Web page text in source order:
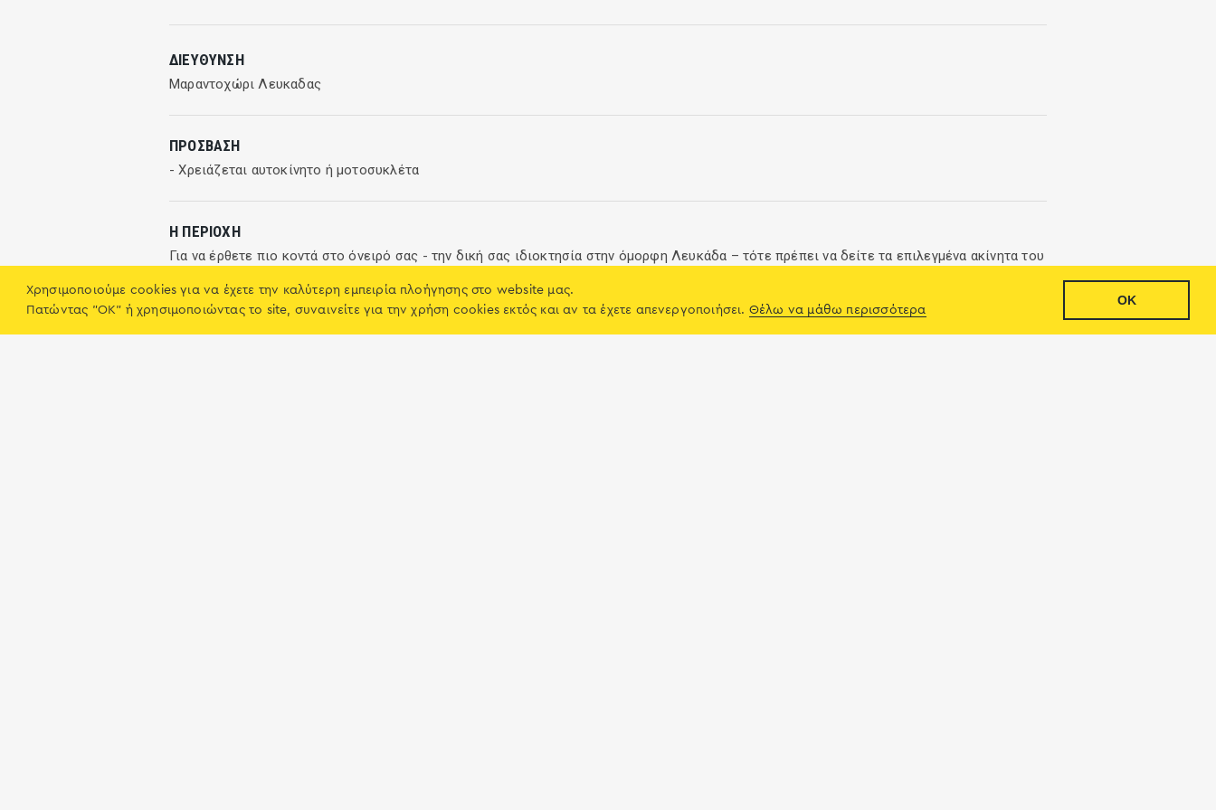
Χρησιμοποιούμε cookies για να έχετε την καλύτερη εμπειρία πλοήγησης στο website μας.
Πατώντας "OK" ή χρησιμοποιώντας το site, συναινείτε για την χρήση cookies εκτός και αν τα έχετε απενεργοποιήσει. Θέλω να μάθω περισσότερα
OK
ΔΙΕΎΘΥΝΣΗ
Μαραντοχώρι Λευκαδας
ΠΡΌΣΒΑΣΗ
- Χρειάζεται αυτοκίνητο ή μοτοσυκλέτα
Η ΠΕΡΙΟΧΉ
Για να έρθετε πιο κοντά στο όνειρό σας - την δική σας ιδιοκτησία στην όμορφη Λευκάδα – τότε πρέπει να δείτε τα επιλεγμένα ακίνητα του
γραφείου μας.
[1784] Marandohori Rolling Hills Project
Μαραντοχώρι
Στείλτε μήνυμα